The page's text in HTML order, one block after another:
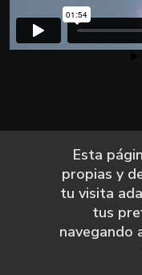
Esta
propias y
tu visita
tus
navegando